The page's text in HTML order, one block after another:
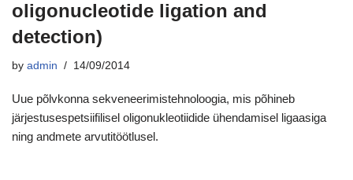
oligonucleotide ligation and
detection)
by admin 14/09/2014
Uue põlvkonna sekveneerimistehnoloogia, mis põhineb
järjestusespetsiifilisel oligonukleotiidide ühendamisel ligaasiga
ning andmete arvutitöötlusel.